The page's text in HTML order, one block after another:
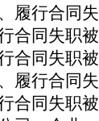
履行合同
合同失职
合同失职
履行合同
合同失职